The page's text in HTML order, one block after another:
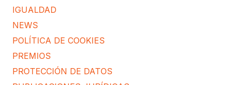
IGUALDAD
NEWS
POLÍTICA DE COOKIES
PREMIOS
PROTECCIÓN DE DATOS